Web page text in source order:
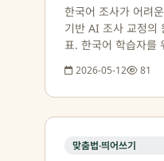
한국어 조사가 어려
기반 AI 조사 교정
표. 한국어 학습자를
2026-05-12 81
맞춤법·띄어쓰기